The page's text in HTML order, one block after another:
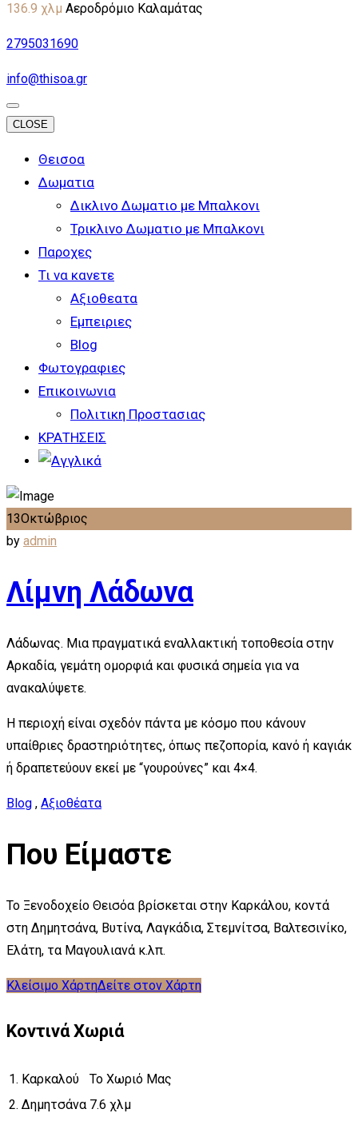
136.9 χλμ Αεροδρόμιο Καλαμάτας
2795031690
info@thisoa.gr
CLOSE
Θεισοα
Δωματια
Δικλινο Δωματιο με Μπαλκονι
Τρικλινο Δωματιο με Μπαλκονι
Παροχες
Τι να κανετε
Αξιοθεατα
Εμπειριες
Blog
Φωτογραφιες
Επικοινωνια
Πολιτικη Προστασιας
ΚΡΑΤΗΣΕΙΣ
13Οκτώβριος
by admin
Λίμνη Λάδωνα
Λάδωνας. Μια πραγματικά εναλλακτική τοποθεσία στην
Αρκαδία, γεμάτη ομορφιά και φυσικά σημεία για να
ανακαλύψετε.
Η περιοχή είναι σχεδόν πάντα με κόσμο που κάνουν
υπαίθριες δραστηριότητες, όπως πεζοπορία, κανό ή καγιάκ
ή δραπετεύουν εκεί με “γουρούνες” και 4×4.
Blog , Αξιοθέατα
Που Είμαστε
Το Ξενοδοχείο Θεισόα βρίσκεται στην Καρκάλου, κοντά
στη Δημητσάνα, Βυτίνα, Λαγκάδια, Στεμνίτσα, Βαλτεσινίκο,
Ελάτη, τα Μαγουλιανά κ.λπ.
Κλείσιμο ΧάρτηΔείτε στον Χάρτη
Κοντινά Χωριά
1. Καρκαλού
Το Χωριό Μας
2. Δημητσάνα 7.6 χλμ